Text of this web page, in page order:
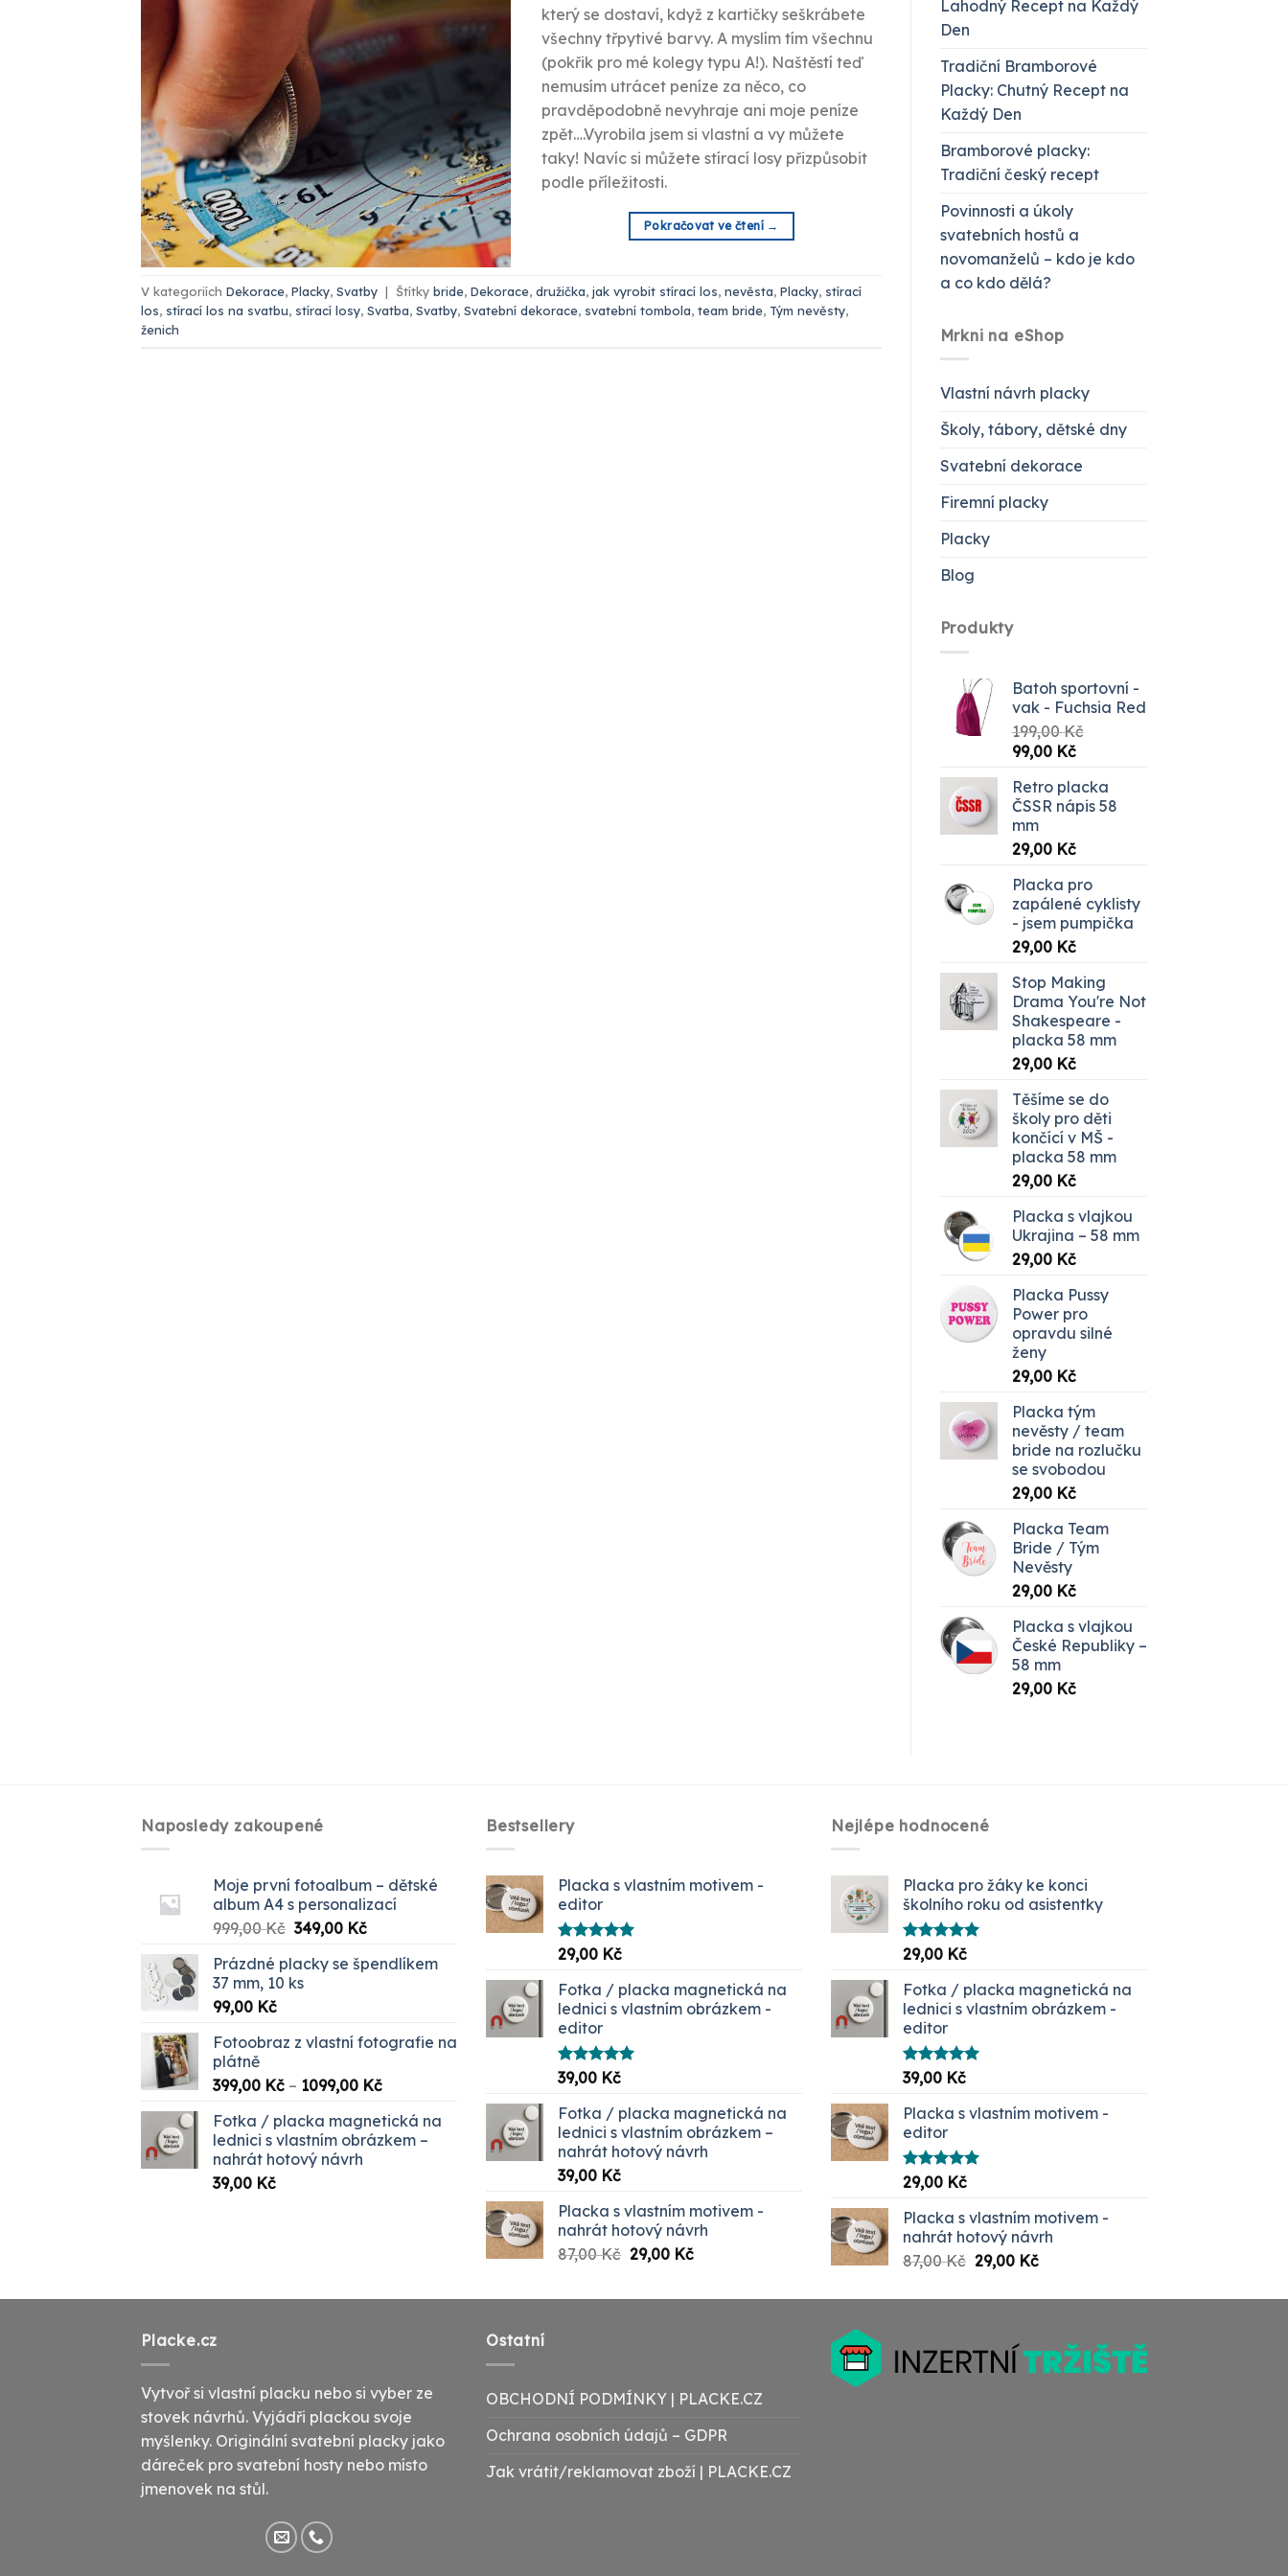
který se dostaví, když z kartičky seškrábete
všechny třpytivé barvy. A myslím tím všechnu
(pokřik pro mé kolegy typu A!). Naštěstí teď
nemusím utrácet peníze za něco, co
pravděpodobně nevyhraje ani moje peníze
zpět….Vyrobila jsem si vlastní a vy můžete
taky! Navíc si můžete stírací losy přizpůsobit
podle příležitosti.
Pokračovat ve čtení →
V kategoriích Dekorace, Placky, Svatby | Štítky bride, Dekorace, družička, jak vyrobit stírací los, nevěsta, Placky, stírací
los, stírací los na svatbu, stírací losy, Svatba, Svatby, Svatební dekorace, svatební tombola, team bride, Tým nevěsty,
ženich
Lahodný Recept na Každý
Den
Tradiční Bramborové
Placky: Chutný Recept na
Každý Den
Bramborové placky:
Tradiční český recept
Povinnosti a úkoly
svatebních hostů a
novomanželů – kdo je kdo
a co kdo dělá?
Mrkni na eShop
Vlastní návrh placky
Školy, tábory, dětské dny
Svatební dekorace
Firemní placky
Placky
Blog
Produkty
Batoh sportovní -
vak - Fuchsia Red
199,00Kč
Původní
byla:
199,00 Kč.
99,00 KčAktuální
je:
99,00 Kč.
Retro placka
ČSSR nápis 58
mm
29,00 Kč
Placka pro
zapálené cyklisty
- jsem pumpička
29,00 Kč
Stop Making
Drama You're Not
Shakespeare -
placka 58 mm
29,00 Kč
Těšíme se do
školy pro děti
končící v MŠ -
placka 58 mm
29,00 Kč
Placka s vlajkou
Ukrajina – 58 mm
29,00 Kč
Placka Pussy
Power pro
opravdu silné
ženy
29,00 Kč
Placka tým
nevěsty / team
bride na rozlučku
se svobodou
29,00 Kč
Placka Team
Bride / Tým
Nevěsty
29,00 Kč
Placka s vlajkou
České Republiky –
58 mm
29,00 Kč
Naposledy zakoupené
Moje první fotoalbum – dětské
album A4 s personalizací
999,00Kč Původní
byla:
999,00 Kč.
349,00 KčAktuální
je:
Prázdné placky se špendlíkem
37 mm, 10 ks
99,00 Kč
Fotoobraz z vlastní fotografie na
plátně
399,00 Kč – 1099,00 KčRozpětí
399,00 Kč
až
Fotka / placka magnetická na
lednici s vlastním obrázkem –
nahrát hotový návrh
39,00 Kč
Bestsellery
Placka s vlastním motivem -
editor
Hodnocení
5.00
29,00 Kč
Fotka / placka magnetická na
lednici s vlastním obrázkem -
editor
Hodnocení
5.00
39,00 Kč
Fotka / placka magnetická na
lednici s vlastním obrázkem –
nahrát hotový návrh
39,00 Kč
Placka s vlastním motivem -
nahrát hotový návrh
87,00Kč Původní
29,00 KčAktuální
Nejlépe hodnocené
Placka pro žáky ke konci
školního roku od asistentky
Hodnocení
5.00
29,00 Kč
Fotka / placka magnetická na
lednici s vlastním obrázkem -
editor
Hodnocení
5.00
39,00 Kč
Placka s vlastním motivem -
editor
Hodnocení
5.00
29,00 Kč
Placka s vlastním motivem -
nahrát hotový návrh
87,00Kč Původní
byla:
29,00 KčAktuální
je:
Placke.cz
Vytvoř si vlastní placku nebo si vyber ze
stovek návrhů. Vyjádři plackou svoje
myšlenky. Originální svatební placky jako
dáreček pro svatební hosty nebo místo
jmenovek na stůl.
Ostatní
OBCHODNÍ PODMÍNKY | PLACKE.CZ
Ochrana osobních údajů – GDPR
Jak vrátit/reklamovat zboží | PLACKE.CZ